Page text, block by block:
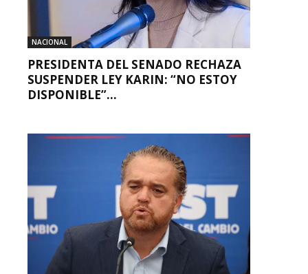
NACIONAL
PRESIDENTA DEL SENADO RECHAZA
SUSPENDER LEY KARIN: “NO ESTOY
DISPONIBLE”...